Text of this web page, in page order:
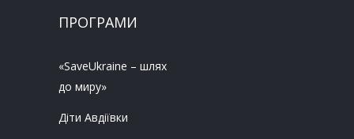
ПРОГРАМИ
«SaveUkraine – шлях
до миру»
Діти Авдіївки